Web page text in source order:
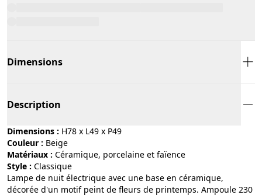
Dimensions
Description
Dimensions : H78 x L49 x P49
Couleur :
beige
Matériaux :
céramique, porcelaine et faïence
Style :
classique
Lampe de nuit électrique avec une base en céramique,
décorée d'un motif peint de fleurs de printemps. Ampoule 230